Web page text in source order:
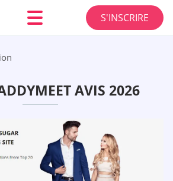
S'INSCRIRE
AVIS 2026